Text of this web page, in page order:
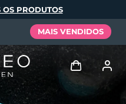
OS PRODUTOS
MAIS VENDIDOS